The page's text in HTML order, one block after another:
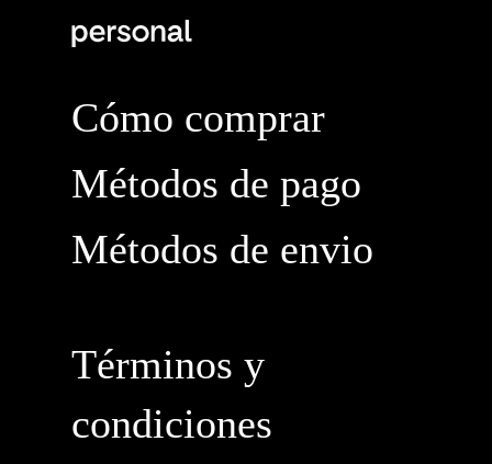
Cómo comprar
Métodos de pago
Métodos de envio
Términos y
condiciones